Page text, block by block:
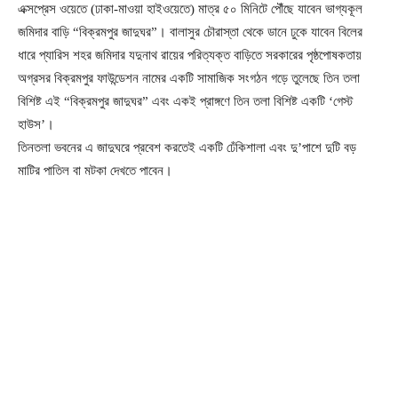
এক্সপ্রেস ওয়েতে (ঢাকা-মাওয়া হাইওয়েতে) মাত্র ৫০ মিনিটে পৌঁছে যাবেন ভাগ্যকূল
জমিদার বাড়ি “বিক্রমপুর জাদুঘর”। বালাসুর চৌরাস্তা থেকে ডানে ঢুকে যাবেন বিলের
ধারে প্যারিস শহর জমিদার যদুনাথ রায়ের পরিত্যক্ত বাড়িতে সরকারের পৃষ্ঠপোষকতায়
অগ্রসর বিক্রমপুর ফাউন্ডেশন নামের একটি সামাজিক সংগঠন গড়ে তুলেছে তিন তলা
বিশিষ্ট এই “বিক্রমপুর জাদুঘর” এবং একই প্রাঙ্গণে তিন তলা বিশিষ্ট একটি ‘গেস্ট
হাউস’।
তিনতলা ভবনের এ জাদুঘরে প্রবেশ করতেই একটি ঢেঁকিশালা এবং দু’পাশে দুটি বড়
মাটির পাতিল বা মটকা দেখতে পাবেন।